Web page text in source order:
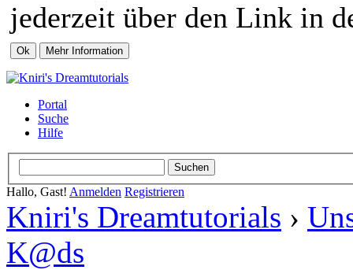
jederzeit über den Link in
Portal
Suche
Hilfe
Hallo, Gast! Anmelden Registrieren
Kniri's Dreamtutorials ›
K@ds